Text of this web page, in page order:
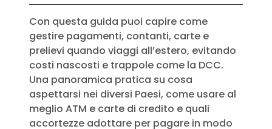
Con questa guida puoi capire come
gestire pagamenti, contanti, carte e
prelievi quando viaggi all’estero, evitando
costi nascosti e trappole come la DCC.
Una panoramica pratica su cosa
aspettarsi nei diversi Paesi, come usare al
meglio ATM e carte di credito e quali
accortezze adottare per pagare in modo